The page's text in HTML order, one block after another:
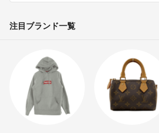
注目ブランド一覧